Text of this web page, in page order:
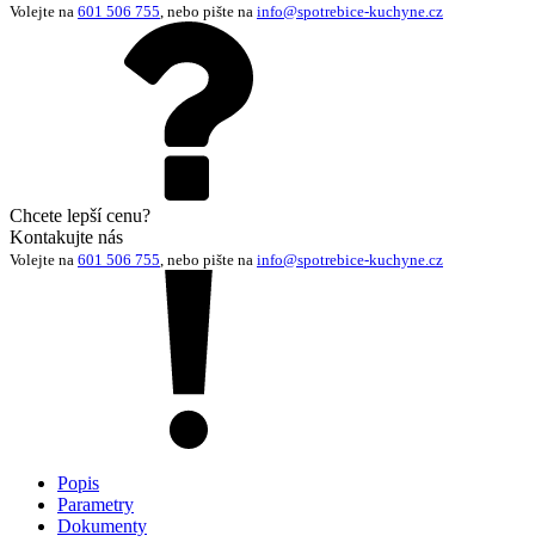
Volejte na 601 506 755 , nebo pište na info@spotrebice-kuchyne.cz
Chcete lepší cenu?
Kontakujte nás
Volejte na 601 506 755 , nebo pište na info@spotrebice-kuchyne.cz
Popis
Parametry
Dokumenty